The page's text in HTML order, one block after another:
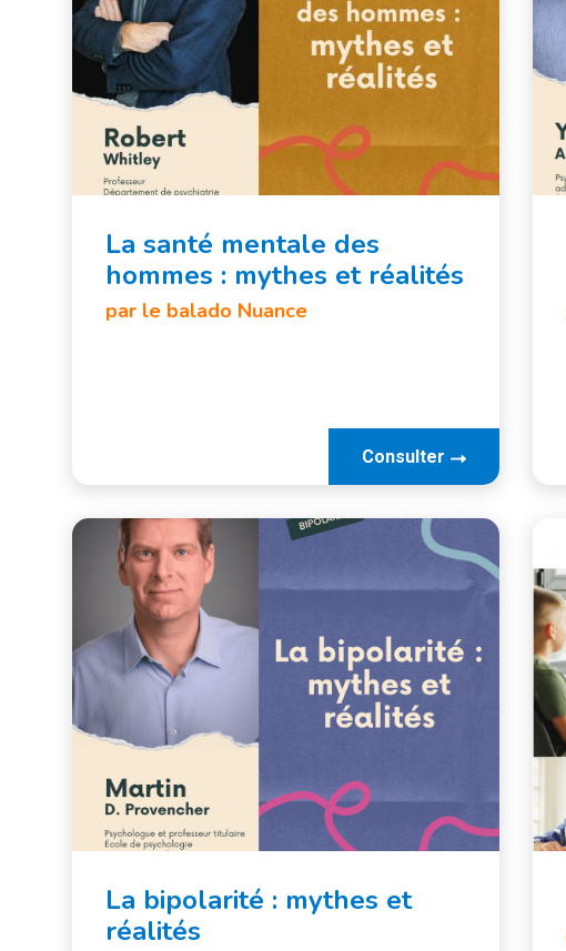
La santé mentale des
hommes : mythes et réalités
par le balado Nuance
Consulter
La bipolarité : mythes et
réalités